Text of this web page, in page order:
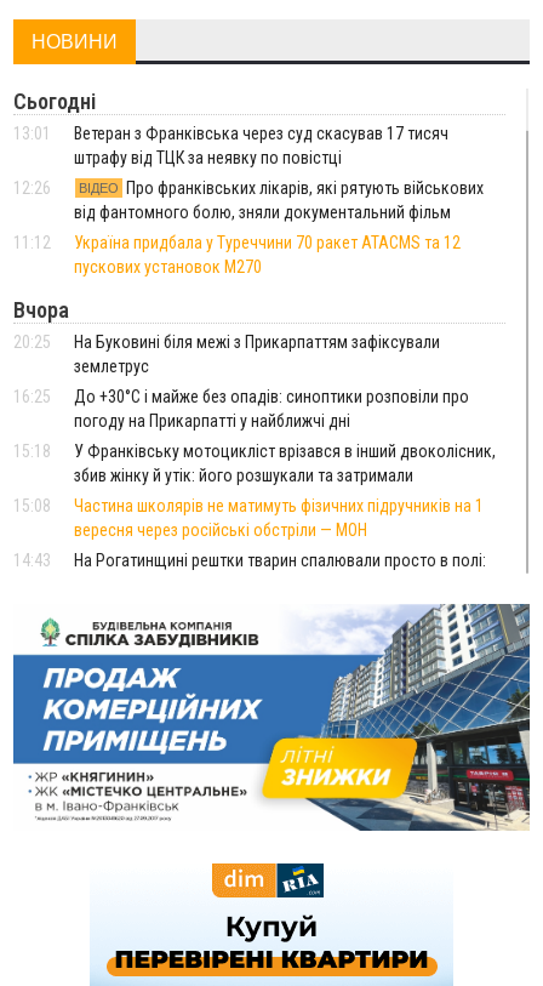
НОВИНИ
Сьогодні
13:01
Ветеран з Франківська через суд скасував 17 тисяч
штрафу від ТЦК за неявку по повістці
12:26
ВІДЕО
Про франківських лікарів, які рятують військових
від фантомного болю, зняли документальний фільм
11:12
Україна придбала у Туреччини 70 ракет ATACMS та 12
пускових установок M270
Вчора
20:25
На Буковині біля межі з Прикарпаттям зафіксували
землетрус
16:25
До +30°C і майже без опадів: синоптики розповіли про
погоду на Прикарпатті у найближчі дні
15:18
У Франківську мотоцикліст врізався в інший двоколісник,
збив жінку й утік: його розшукали та затримали
15:08
Частина школярів не матимуть фізичних підручників на 1
вересня через російські обстріли — МОН
14:43
На Рогатинщині рештки тварин спалювали просто в полі:
13:25
Пірс, ігровий майданчик і зона для пікніків: оголосили
тендер на 7 мільйонів на благоустрій Німецького озера
12:14
У Калуші на озері в міському парку масово загинули
качки та риба
11:18
Майстра лісу з Верховинщини оштрафували на 600 тисяч за
переправлення чоловіків до Румунії
10:49
На Прикарпатті через негоду сталися аварійні вимкнення
світла
За змову на тендері для Долинської лікарні двох
Яремчанський суд виніс вирок чоловіку, який у Буковелі
вкрав із супермаркету пляшку віскі за 8,5 тисяч
В урочищі біля Галича археологи відкопали давньоруську
вагову гирку XII–XIII століть